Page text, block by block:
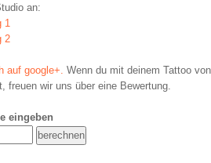
an:
1
2
auf google+.
Wenn du mit deinem Tattoo von
freuen wir uns über eine Bewertung.
eingeben
berechnen